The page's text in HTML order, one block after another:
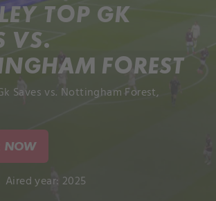
TOP GK
VS.
FOREST
Saves vs. Nottingham Forest,
NOW
Aired year: 2025